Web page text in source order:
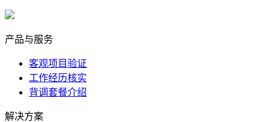
产品与服务
客观项目验证
工作经历核实
背调套餐介绍
解决方案